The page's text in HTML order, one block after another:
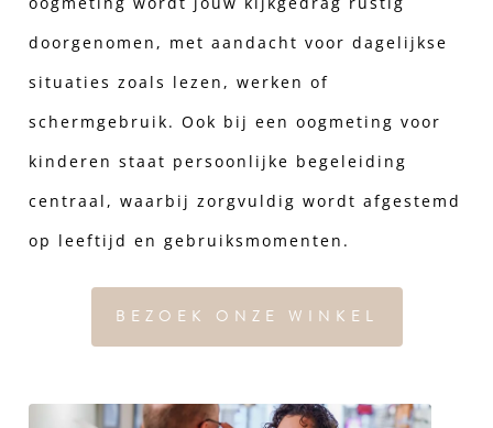
doorgenomen, met aandacht voor dagelijkse
situaties zoals lezen, werken of
schermgebruik. Ook bij een oogmeting voor
kinderen staat persoonlijke begeleiding
centraal, waarbij zorgvuldig wordt afgestemd
op leeftijd en gebruiksmomenten.
BEZOEK ONZE WINKEL